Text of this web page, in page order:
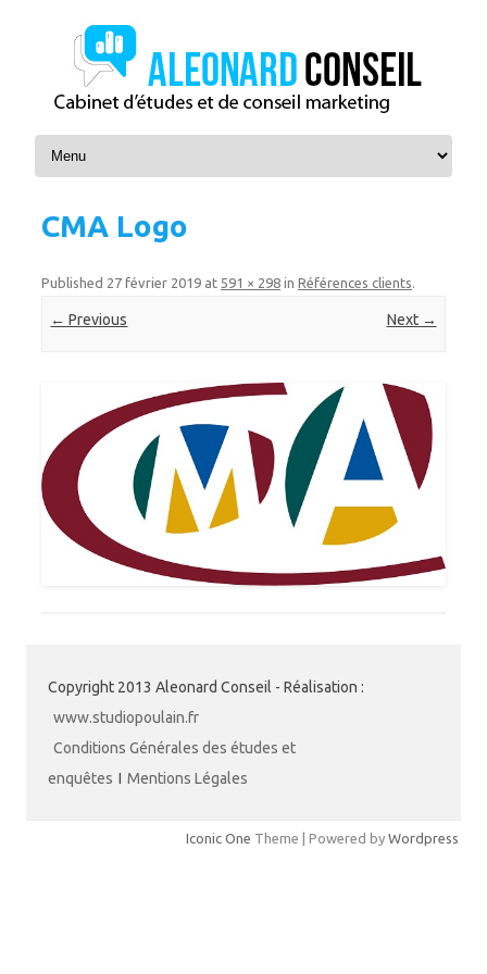
Skip to content
CMA Logo
Published 27 février 2019 at 591 × 298 in Références clients.
← Previous Next →
Copyright 2013 Aleonard Conseil - Réalisation :
www.studiopoulain.fr
Conditions Générales des études et
enquêtes I Mentions Légales
Iconic One Theme | Powered by Wordpress